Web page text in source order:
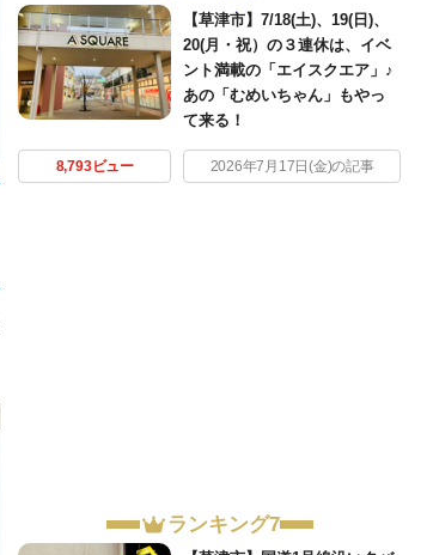
【草津市】7/18(土)、19(日)、
20(月・祝）の３連休は、イベ
ント満載の「エイスクエア」♪
あの「むめいちゃん」もやっ
て来る！
8,793ビュー 2026年7月17日(金)の記事
ランキング7